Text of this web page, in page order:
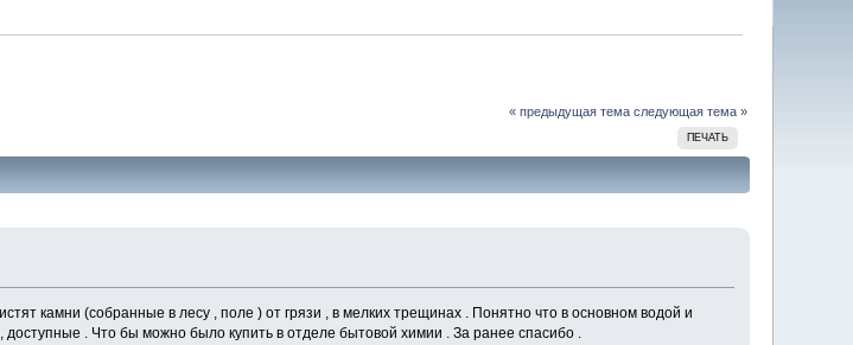
« предыдущая тема следующая тема »
ПЕЧАТЬ
камни (собранные в лесу , поле ) от грязи , в мелких трещинах . Понятно что в основном водой и
. Что бы можно было купить в отделе бытовой химии . За ранее спасибо .